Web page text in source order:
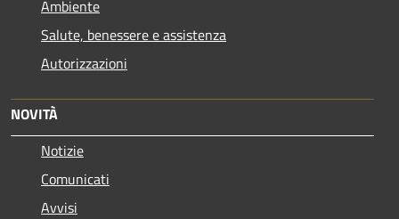
Ambiente
Salute, benessere e assistenza
Autorizzazioni
NOVITÀ
Notizie
Comunicati
Avvisi